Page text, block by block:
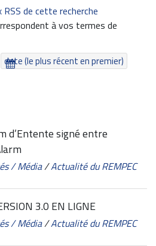
de cette recherche
à vos termes de
date (le plus récent en premier)
d’Entente signé entre
/ Média/Actualité du REMPEC
3.0 EN LIGNE
/ Média/Actualité du REMPEC